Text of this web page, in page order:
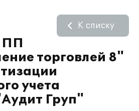
ПП
торговлей 8"
учета
Груп"
К списку